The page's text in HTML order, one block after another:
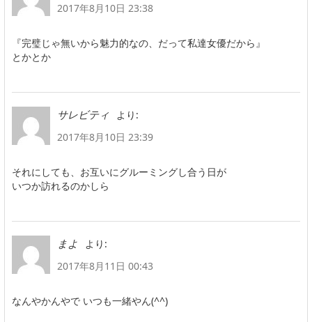
2017年8月10日 23:38
『完璧じゃ無いから魅力的なの、だって私達女優だから』
とかとか
サレビティ
より:
2017年8月10日 23:39
それにしても、お互いにグルーミングし合う日が
いつか訪れるのかしら
まよ
より:
2017年8月11日 00:43
なんやかんやで いつも一緒やん(^^)